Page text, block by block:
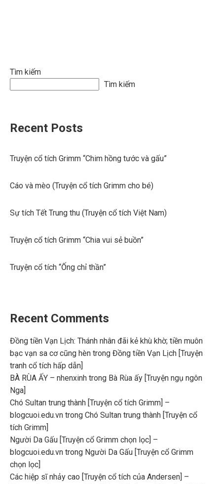
Tìm kiếm
Tìm kiếm
Recent Posts
Truyện cổ tích Grimm “Chim hồng tước và gấu”
Cáo và mèo (Truyện cổ tích Grimm cho bé)
Sự tích Tết Trung thu (Truyện cổ tích Việt Nam)
Truyện cổ tích Grimm “Chia vui sẻ buồn”
Truyện cổ tích “Ống chỉ thần”
Recent Comments
Đồng tiền Vạn Lịch: Thánh nhân đãi kẻ khù khờ; tiền muôn
bạc vạn sa cơ cũng hèn trong Đồng tiền Vạn Lịch [Truyện
tranh cổ tích hấp dẫn]
BÀ RÙA ẤY – nhenxinh trong Bà Rùa ấy [Truyện ngụ ngôn
Nga]
Chó Sultan trung thành [Truyện cổ tích Grimm] –
blogcuoi.edu.vn trong Chó Sultan trung thành [Truyện cổ
tích Grimm]
Người Da Gấu [Truyện cổ Grimm chọn lọc] –
blogcuoi.edu.vn trong Người Da Gấu [Truyện cổ Grimm
chọn lọc]
Các hiệp sĩ nhảy cao [Truyện cổ tích của Andersen] –